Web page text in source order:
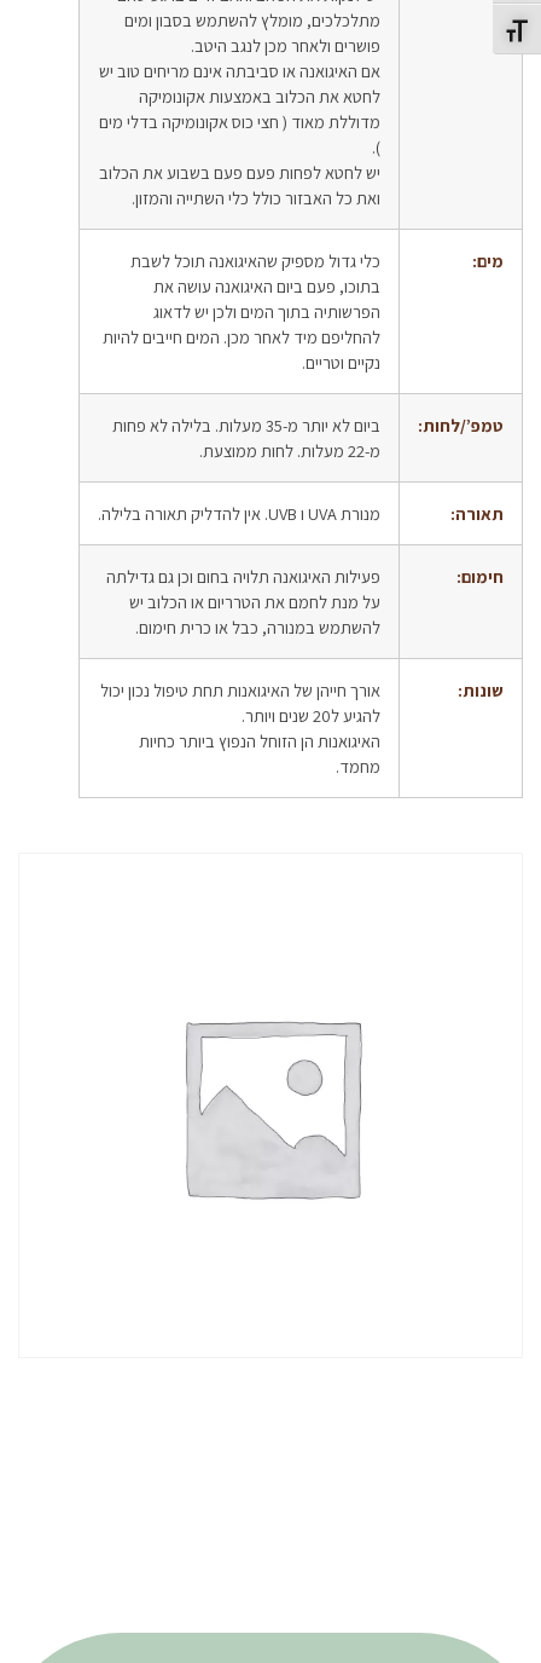
מתג גודל גופן
מתלכלכים, מומלץ להשתמש בסבון ומים
פושרים ולאחר מכן לנגב היטב.
אם האיגואנה או סביבתה אינם מריחים טוב יש
לחטא את הכלוב באמצעות אקונומיקה
מדוללת מאוד ( חצי כוס אקונומיקה בדלי מים
).
יש לחטא לפחות פעם פעם בשבוע את הכלוב
ואת כל האבזור כולל כלי השתייה והמזון.
מים:
כלי גדול מספיק שהאיגואנה תוכל לשבת
בתוכו, פעם ביום האיגואנה עושה את
הפרשותיה בתוך המים ולכן יש לדאוג
להחליפם מיד לאחר מכן. המים חייבים להיות
נקיים וטריים.
טמפ’/לחות:
ביום לא יותר מ-35 מעלות. בלילה לא פחות
מ-22 מעלות. לחות ממוצעת.
תאורה: מנורת UVA ו UVB. אין להדליק תאורה בלילה.
חימום:
פעילות האיגואנה תלויה בחום וכן גם גדילתה
על מנת לחמם את הטרריום או הכלוב יש
להשתמש במנורה, כבל או כרית חימום.
שונות:
אורך חייהן של האיגואנות תחת טיפול נכון יכול
להגיע ל20 שנים ויותר.
האיגואנות הן הזוחל הנפוץ ביותר כחיות
מחמד.